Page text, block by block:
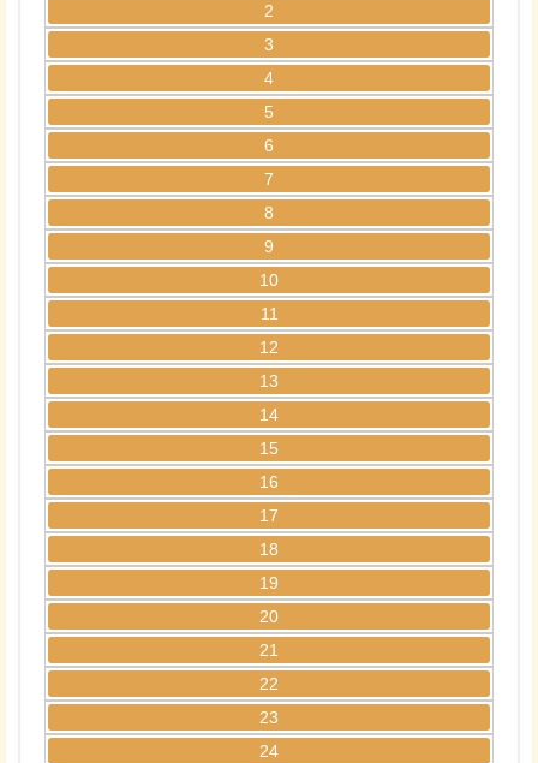
2
3
4
5
6
7
8
9
10
11
12
13
14
15
16
17
18
19
20
21
22
23
24